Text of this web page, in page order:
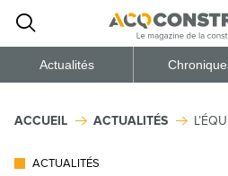
Actualités
ACCUEIL ACTUALITÉS
ACTUALITÉS